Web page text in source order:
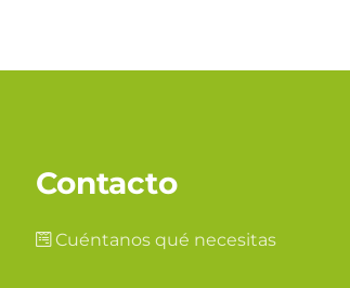
Contacto
Cuéntanos qué necesitas